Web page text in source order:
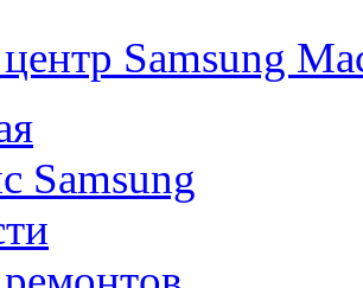
Samsung